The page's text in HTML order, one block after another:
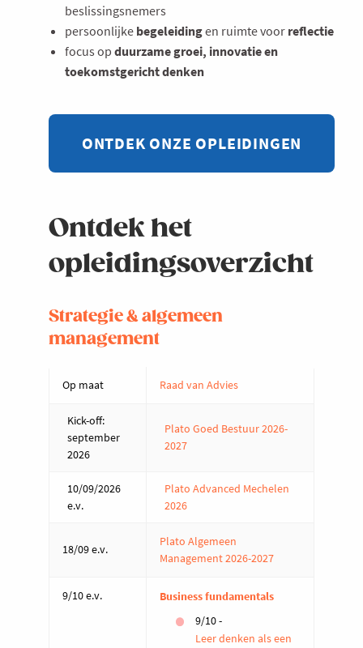
beslissingsnemers
persoonlijke begeleidingen ruimte voor reflectie
focus op duurzame groei, innovatie en
toekomstgericht denken
ONTDEK ONZE OPLEIDINGEN
Ontdek het
opleidingsoverzicht
Strategie & algemeen
management
Op maat Raad van Advies
Kick-off:
september
2026
Plato Goed Bestuur 2026-
2027
10/09/2026
e.v.
Plato Advanced Mechelen
2026
18/09 e.v.
Plato Algemeen
Management 2026-2027
9/10 e.v.
Business fundamentals
9/10 -
Leer denken als een